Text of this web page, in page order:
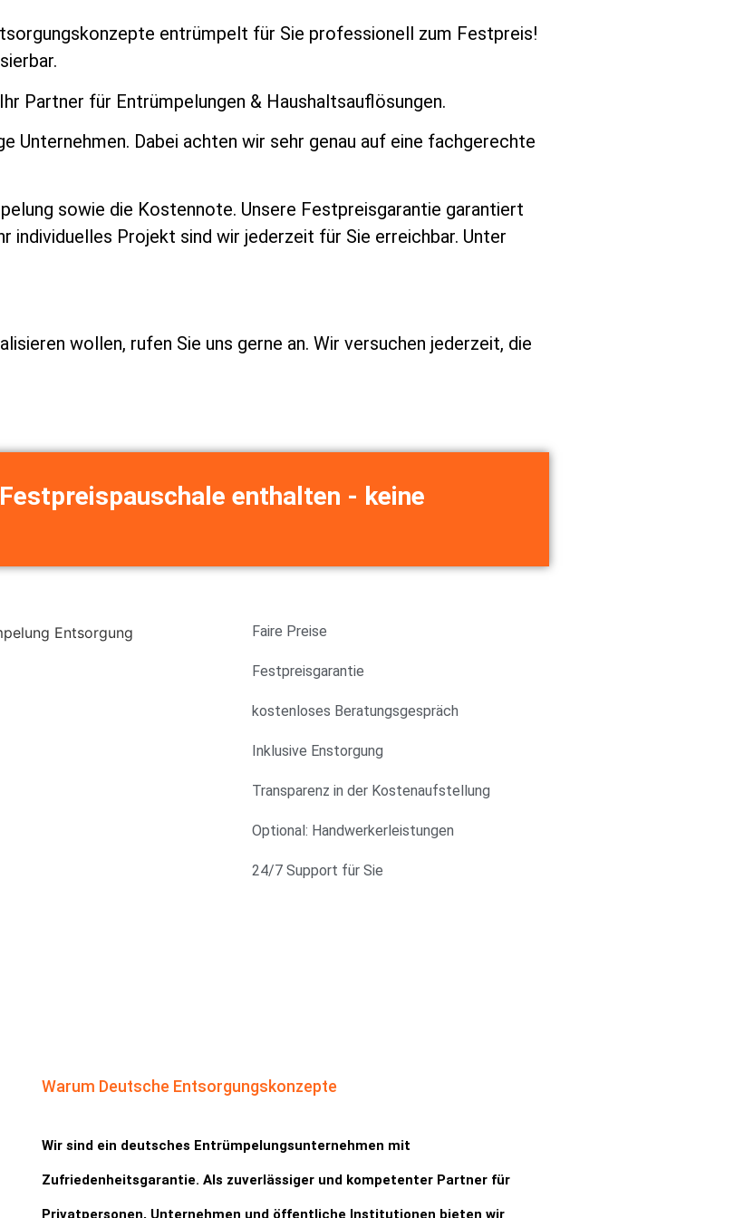
entrümpelt für Sie professionell zum Festpreis!
Partner für Entrümpelungen & Haushaltsauflösungen.
Unternehmen. Dabei achten wir sehr genau auf eine fachgerechte
sowie die Kostennote. Unsere Festpreisgarantie garantiert
individuelles Projekt sind wir jederzeit für Sie erreichbar. Unter
wollen, rufen Sie uns gerne an. Wir versuchen jederzeit, die
enthalten - keine
Faire Preise
Festpreisgarantie
kostenloses Beratungsgespräch
Inklusive Enstorgung
Transparenz in der Kostenaufstellung
Optional: Handwerkerleistungen
24/7 Support für Sie
Warum Deutsche Entsorgungskonzepte
Wir sind ein deutsches Entrümpelungsunternehmen mit
Zufriedenheitsgarantie. Als zuverlässiger und kompetenter Partner für
Privatpersonen, Unternehmen und öffentliche Institutionen bieten wir